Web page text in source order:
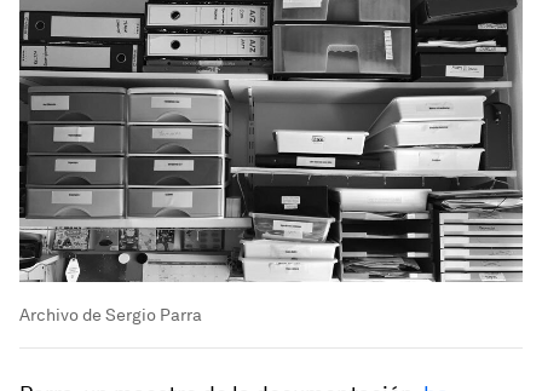
Archivo de Sergio Parra